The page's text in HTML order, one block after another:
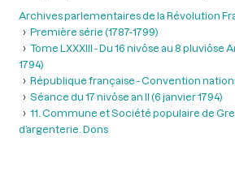
Archives parlementaires de la Révolution
Première série (1787-1799)
Tome LXXXIII - Du 16 nivôse au 8 pluviôse
1794)
République française - Convention
Séance du 17 nivôse an II (6 janvier 1794)
11. Commune et Société populaire de
d’argenterie. Dons